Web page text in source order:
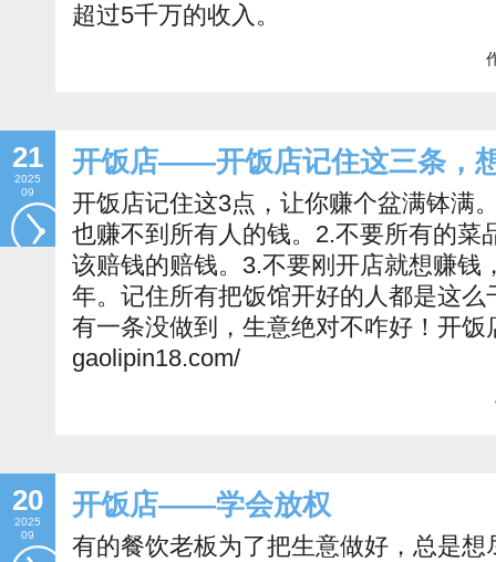
超过5千万的收入。
21
2025
09
开饭店——开饭店记住这三条，
开饭店记住这3点，让你赚个盆满钵满
也赚不到所有人的钱。2.不要所有的菜
该赔钱的赔钱。3.不要刚开店就想赚钱
年。记住所有把饭馆开好的人都是这
有一条没做到，生意绝对不咋好！开饭
gaolipin18.com/
20
2025
09
开饭店——学会放权
有的餐饮老板为了把生意做好，总是